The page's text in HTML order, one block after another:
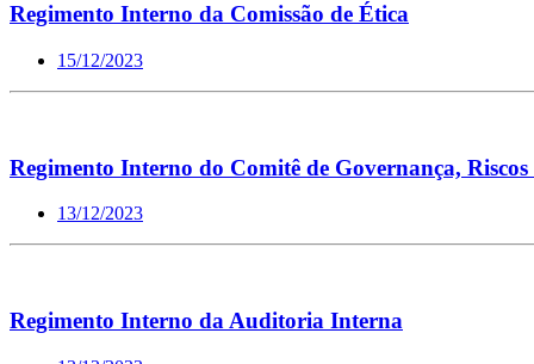
Regimento Interno da Comissão de Ética
15/12/2023
Regimento Interno do Comitê de Governança,
13/12/2023
Regimento Interno da Auditoria Interna